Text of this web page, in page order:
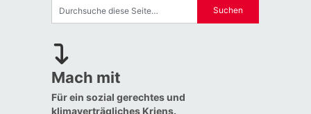
Mach mit
Für ein sozial gerechtes und
klimaverträgliches Kriens.